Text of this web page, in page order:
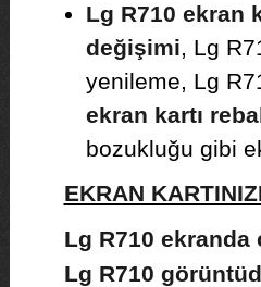
Lg R710 ekran
değişimi, Lg
yenileme, Lg
ekran kartı
bozukluğu gibi
EKRAN
Lg R710 ekranda
Lg R710